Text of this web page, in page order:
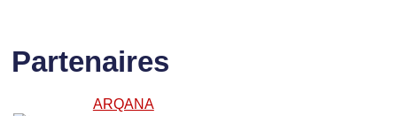
Partenaires
ARQANA